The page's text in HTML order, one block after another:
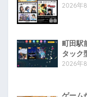
2026年
町田駅
タック
2026年